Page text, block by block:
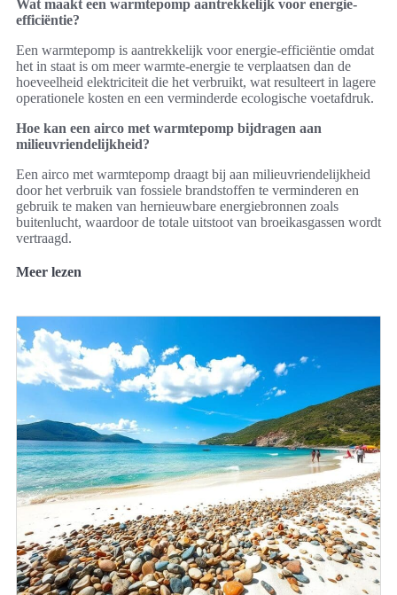
Wat maakt een warmtepomp aantrekkelijk voor energie-
efficiëntie?
Een warmtepomp is aantrekkelijk voor energie-efficiëntie omdat
het in staat is om meer warmte-energie te verplaatsen dan de
hoeveelheid elektriciteit die het verbruikt, wat resulteert in lagere
operationele kosten en een verminderde ecologische voetafdruk.
Hoe kan een airco met warmtepomp bijdragen aan
milieuvriendelijkheid?
Een airco met warmtepomp draagt bij aan milieuvriendelijkheid
door het verbruik van fossiele brandstoffen te verminderen en
gebruik te maken van hernieuwbare energiebronnen zoals
buitenlucht, waardoor de totale uitstoot van broeikasgassen wordt
vertraagd.
Meer lezen